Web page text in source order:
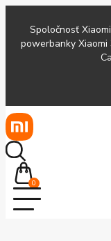
Spoločnosť
powerbanky
0